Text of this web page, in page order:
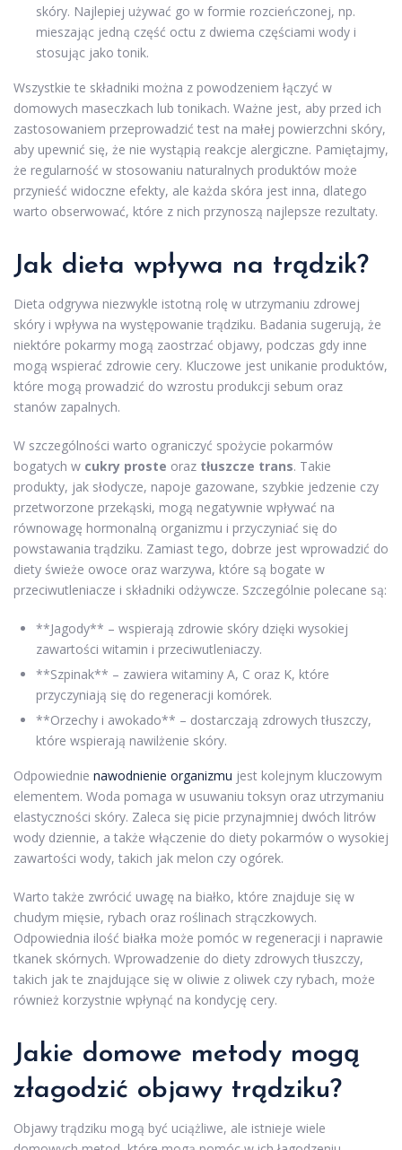
skóry. Najlepiej używać go w formie rozcieńczonej, np.
mieszając jedną część octu z dwiema częściami wody i
stosując jako tonik.
Wszystkie te składniki można z powodzeniem łączyć w
domowych maseczkach lub tonikach. Ważne jest, aby przed ich
zastosowaniem przeprowadzić test na małej powierzchni skóry,
aby upewnić się, że nie wystąpią reakcje alergiczne. Pamiętajmy,
że regularność w stosowaniu naturalnych produktów może
przynieść widoczne efekty, ale każda skóra jest inna, dlatego
warto obserwować, które z nich przynoszą najlepsze rezultaty.
Jak dieta wpływa na trądzik?
Dieta odgrywa niezwykle istotną rolę w utrzymaniu zdrowej
skóry i wpływa na występowanie trądziku. Badania sugerują, że
niektóre pokarmy mogą zaostrzać objawy, podczas gdy inne
mogą wspierać zdrowie cery. Kluczowe jest unikanie produktów,
które mogą prowadzić do wzrostu produkcji sebum oraz
stanów zapalnych.
W szczególności warto ograniczyć spożycie pokarmów
bogatych w cukry proste oraz tłuszcze trans. Takie
produkty, jak słodycze, napoje gazowane, szybkie jedzenie czy
przetworzone przekąski, mogą negatywnie wpływać na
równowagę hormonalną organizmu i przyczyniać się do
powstawania trądziku. Zamiast tego, dobrze jest wprowadzić do
diety świeże owoce oraz warzywa, które są bogate w
przeciwutleniacze i składniki odżywcze. Szczególnie polecane są:
**Jagody** – wspierają zdrowie skóry dzięki wysokiej
zawartości witamin i przeciwutleniaczy.
**Szpinak** – zawiera witaminy A, C oraz K, które
przyczyniają się do regeneracji komórek.
**Orzechy i awokado** – dostarczają zdrowych tłuszczy,
które wspierają nawilżenie skóry.
Odpowiednie nawodnienie organizmu jest kolejnym kluczowym
elementem. Woda pomaga w usuwaniu toksyn oraz utrzymaniu
elastyczności skóry. Zaleca się picie przynajmniej dwóch litrów
wody dziennie, a także włączenie do diety pokarmów o wysokiej
zawartości wody, takich jak melon czy ogórek.
Warto także zwrócić uwagę na białko, które znajduje się w
chudym mięsie, rybach oraz roślinach strączkowych.
Odpowiednia ilość białka może pomóc w regeneracji i naprawie
tkanek skórnych. Wprowadzenie do diety zdrowych tłuszczy,
takich jak te znajdujące się w oliwie z oliwek czy rybach, może
również korzystnie wpłynąć na kondycję cery.
Jakie domowe metody mogą
złagodzić objawy trądziku?
Objawy trądziku mogą być uciążliwe, ale istnieje wiele